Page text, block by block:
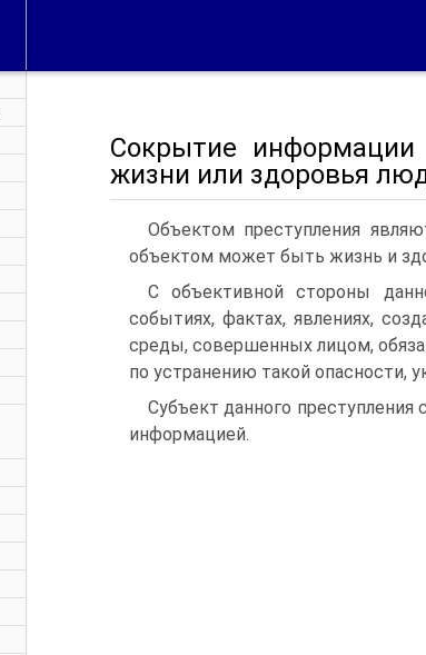
Сокрытие информации
жизни или здоровья
Объектом преступления
объектом может быть жизнь и
С объективной стороны
событиях, фактах, явлениях,
среды, совершенных лицом,
по устранению такой опасности,
Субъект данного
информацией.